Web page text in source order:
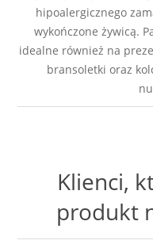
hipoalergicznego
wykończone żywicą.
idealne również na
bransoletki oraz
Klienci,
produkt